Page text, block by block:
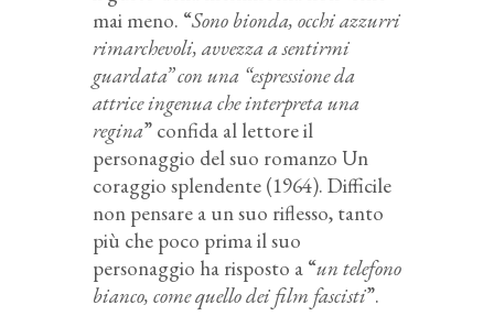
mai meno. “Sono bionda, occhi azzurri
rimarchevoli, avvezza a sentirmi
guardata” con una “espressione da
attrice ingenua che interpreta una
regina” confida al lettore il
personaggio del suo romanzo Un
coraggio splendente (1964). Difficile
non pensare a un suo riflesso, tanto
più che poco prima il suo
personaggio ha risposto a “un telefono
bianco, come quello dei film fascisti”.